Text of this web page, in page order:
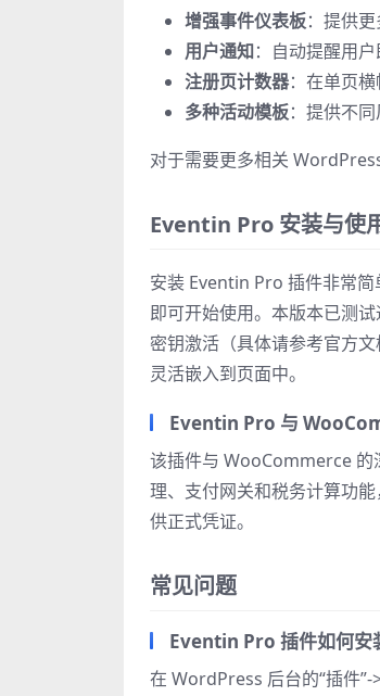
增强事件仪表板：提供
用户通知：自动提醒用户
注册页计数器：在单页横
多种活动模板：提供不
对于需要更多相关
Eventin Pro 安装与使
安装 Eventin Pro 插件非常简
即可开始使用。本版本已测
密钥激活（具体请参考官方
灵活嵌入到页面中。
Eventin Pro 与
该插件与 WooCommerce 的
理、支付网关和税务计算功
供正式凭证。
常见问题
Eventin Pro 插件如何安
在 WordPress 后台的“插件”-